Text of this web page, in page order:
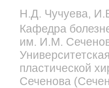
Н.Д. Чучуева,
Кафедра
им. И.М.
пластической
Сеченова